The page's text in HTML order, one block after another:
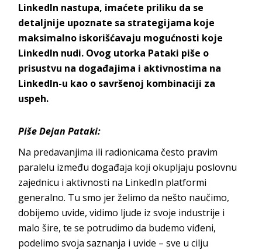
LinkedIn nastupa, imaćete priliku da se
detaljnije upoznate sa strategijama koje
maksimalno iskorišćavaju mogućnosti koje
LinkedIn nudi. Ovog utorka Pataki piše o
prisustvu na događajima i aktivnostima na
LinkedIn-u kao o savršenoj kombinaciji za
uspeh.
Piše Dejan Pataki:
Na predavanjima ili radionicama često pravim
paralelu između događaja koji okupljaju poslovnu
zajednicu i aktivnosti na LinkedIn platformi
generalno. Tu smo jer želimo da nešto naučimo,
dobijemo uvide, vidimo ljude iz svoje industrije i
malo šire, te se potrudimo da budemo viđeni,
podelimo svoja saznanja i uvide – sve u cilju